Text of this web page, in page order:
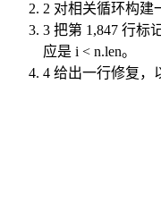
2 对相关循环构建
3 把第 1,847 行标
应是 i < n.len。
4 给出一行修复，